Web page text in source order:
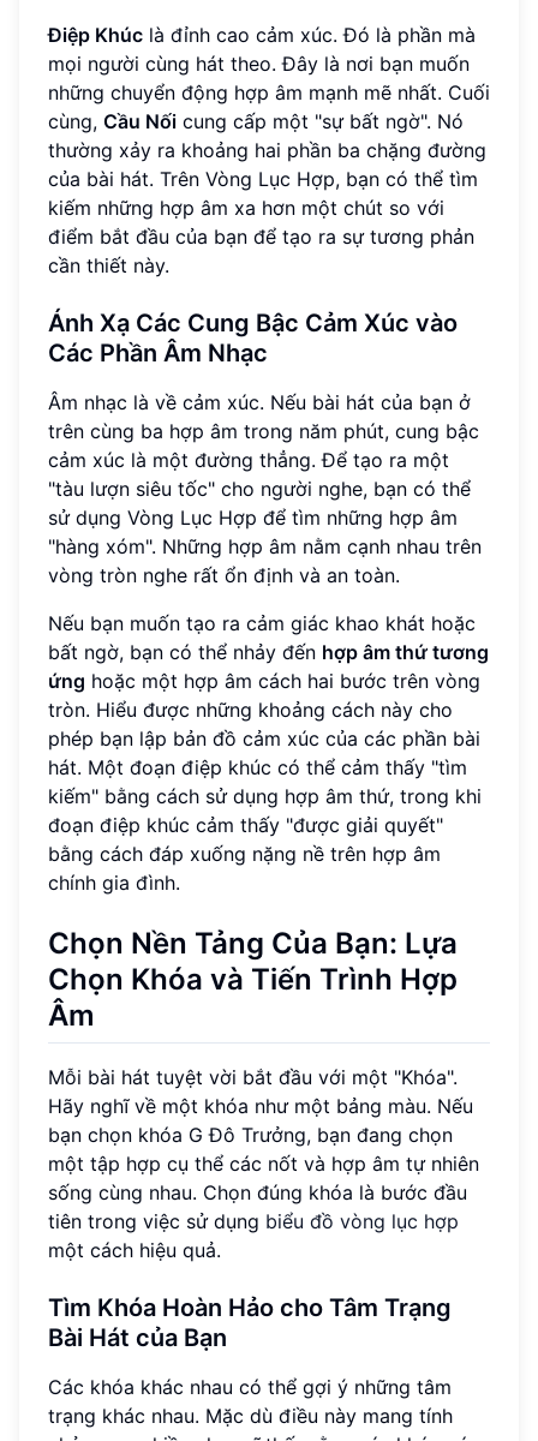
Điệp Khúc là đỉnh cao cảm xúc. Đó là phần mà
mọi người cùng hát theo. Đây là nơi bạn muốn
những chuyển động hợp âm mạnh mẽ nhất. Cuối
cùng, Cầu Nối cung cấp một "sự bất ngờ". Nó
thường xảy ra khoảng hai phần ba chặng đường
của bài hát. Trên Vòng Lục Hợp, bạn có thể tìm
kiếm những hợp âm xa hơn một chút so với
điểm bắt đầu của bạn để tạo ra sự tương phản
cần thiết này.
Ánh Xạ Các Cung Bậc Cảm Xúc vào
Các Phần Âm Nhạc
Âm nhạc là về cảm xúc. Nếu bài hát của bạn ở
trên cùng ba hợp âm trong năm phút, cung bậc
cảm xúc là một đường thẳng. Để tạo ra một
"tàu lượn siêu tốc" cho người nghe, bạn có thể
sử dụng Vòng Lục Hợp để tìm những hợp âm
"hàng xóm". Những hợp âm nằm cạnh nhau trên
vòng tròn nghe rất ổn định và an toàn.
Nếu bạn muốn tạo ra cảm giác khao khát hoặc
bất ngờ, bạn có thể nhảy đến hợp âm thứ tương
ứng hoặc một hợp âm cách hai bước trên vòng
tròn. Hiểu được những khoảng cách này cho
phép bạn lập bản đồ cảm xúc của các phần bài
hát. Một đoạn điệp khúc có thể cảm thấy "tìm
kiếm" bằng cách sử dụng hợp âm thứ, trong khi
đoạn điệp khúc cảm thấy "được giải quyết"
bằng cách đáp xuống nặng nề trên hợp âm
chính gia đình.
Chọn Nền Tảng Của Bạn: Lựa
Chọn Khóa và Tiến Trình Hợp
Âm
Mỗi bài hát tuyệt vời bắt đầu với một "Khóa".
Hãy nghĩ về một khóa như một bảng màu. Nếu
bạn chọn khóa G Đô Trưởng, bạn đang chọn
một tập hợp cụ thể các nốt và hợp âm tự nhiên
sống cùng nhau. Chọn đúng khóa là bước đầu
tiên trong việc sử dụng biểu đồ vòng lục hợp
một cách hiệu quả.
Tìm Khóa Hoàn Hảo cho Tâm Trạng
Bài Hát của Bạn
Các khóa khác nhau có thể gợi ý những tâm
trạng khác nhau. Mặc dù điều này mang tính